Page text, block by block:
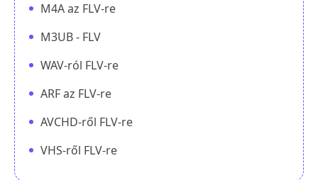
M4A az FLV-re
M3UB - FLV
WAV-ról FLV-re
ARF az FLV-re
AVCHD-ről FLV-re
VHS-ről FLV-re